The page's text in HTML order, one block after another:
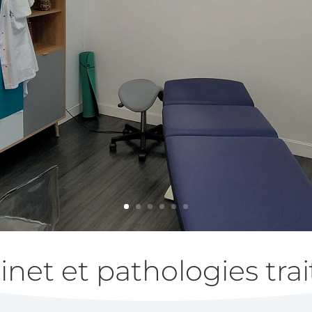
et pathologies